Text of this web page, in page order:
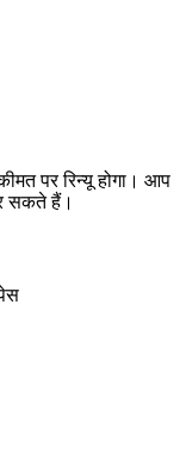
पर रिन्यू होगा। आप
सकते हैं।